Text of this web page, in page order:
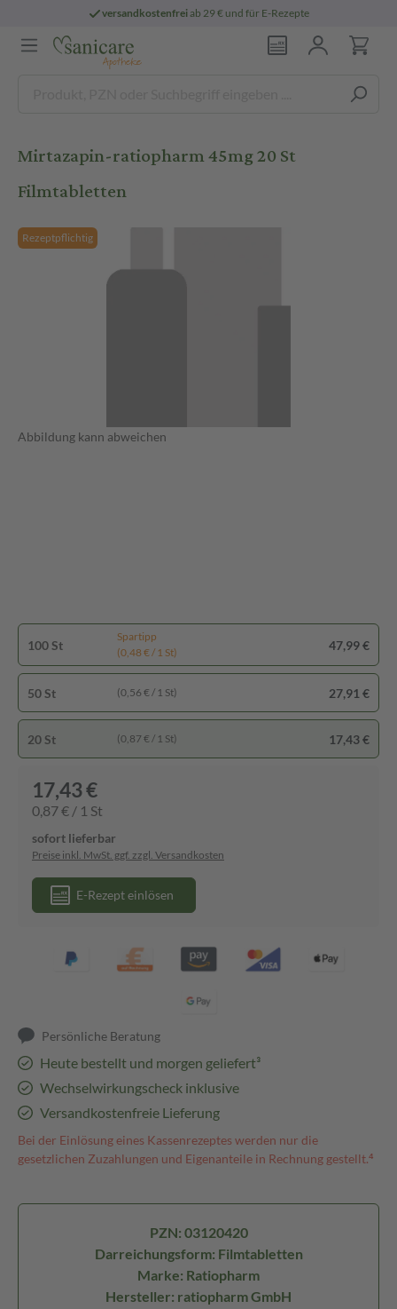
versandkostenfreiab 29 € und für E-Rezepte
Mirtazapin-ratiopharm 45mg 20 St
Filmtabletten
Rezeptpflichtig
Abbildung kann abweichen
100 St
Spartipp
(0,48 € / 1 St)
47,99 €
50 St (0,56 € / 1 St) 27,91 €
20 St (0,87 € / 1 St) 17,43 €
17,43 €
0,87 € / 1 St
sofort lieferbar
Preise inkl. MwSt. ggf. zzgl. Versandkosten
E-Rezept einlösen
Persönliche Beratung
Heute bestellt und morgen geliefert³
Wechselwirkungscheck inklusive
Versandkostenfreie Lieferung
Bei der Einlösung eines Kassenrezeptes werden nur die
gesetzlichen Zuzahlungen und Eigenanteile in Rechnung gestellt.⁴
PZN: 03120420
Darreichungsform: Filmtabletten
Marke: Ratiopharm
Hersteller: ratiopharm GmbH